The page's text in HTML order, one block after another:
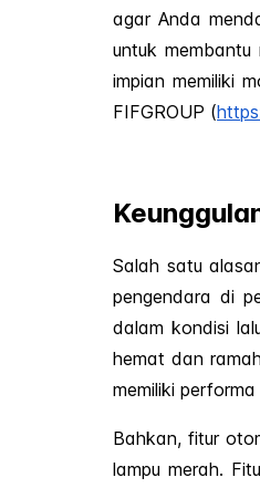
agar Anda
untuk
impian memiliki
FIFGROUP (
Salah satu
pengendara di
dalam kondisi
hemat dan
memiliki
Bahkan, fitur
lampu merah.